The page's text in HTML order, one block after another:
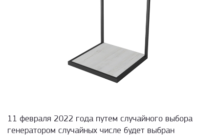
11 февраля 2022 года путем случайного выбора
генератором случайных числе будет выбран